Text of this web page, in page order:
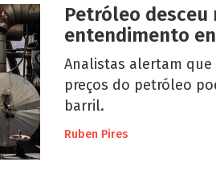
Petróleo desceu
entendimento
Analistas alertam
preços do petróleo
barril.
Ruben Pires